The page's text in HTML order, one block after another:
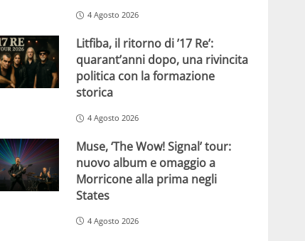
4 Agosto 2026
Litfiba, il ritorno di ’17 Re’:
quarant’anni dopo, una rivincita
politica con la formazione
storica
4 Agosto 2026
Muse, ‘The Wow! Signal’ tour:
nuovo album e omaggio a
Morricone alla prima negli
States
4 Agosto 2026